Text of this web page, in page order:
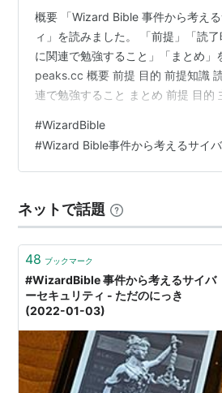
概要 「Wizard Bible 事件から考え
ィ」を読みました。 「前提」「読
に関連で勉強すること」「まとめ」
peaks.cc 概要 前提 目的 前提知識
連で勉強すること まとめ 前提 目的
勉強をしていた。さらに別視点から
今年（2022 年）、Coinhive 事件の
題になっていた 書籍の名前は知っ
で、これを機に購入した 前提知識
#WizardBible
#Wizard Bible事件から考えるサイ
ネットで話題
48 ブックマーク
#WizardBible 事件から考えるサイバ
ーセキュリティ - ただのにっき
(2022-01-03)